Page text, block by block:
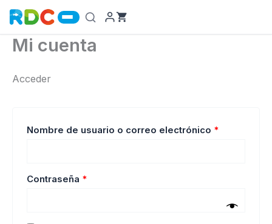
contenido
Mi cuenta
Acceder
Nombre de usuario o correo electrónico *
Contraseña *